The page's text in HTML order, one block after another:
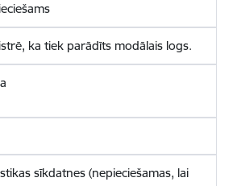
ka tiek parādīts modālais logs.
sīkdatnes (nepieciešamas, lai